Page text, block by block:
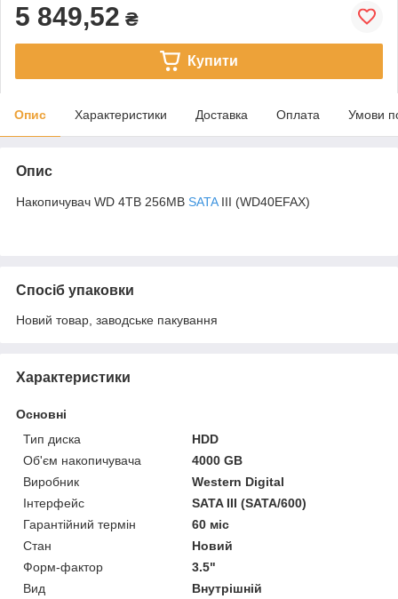
5 849,52 ₴
Купити
Опис Характеристики Доставка Оплата Умови
Опис
Накопичувач WD 4TB 256MB SATAIII (WD40EFAX)
Спосіб упаковки
Новий товар, заводське пакування
Характеристики
Основні
Тип диска
HDD
Об'єм накопичувача
4000 GB
Виробник
Western Digital
Інтерфейс
SATA III (SATA/600)
Гарантійний термін
60 міс
Стан
Новий
Форм-фактор
3.5"
Вид
Внутрішній